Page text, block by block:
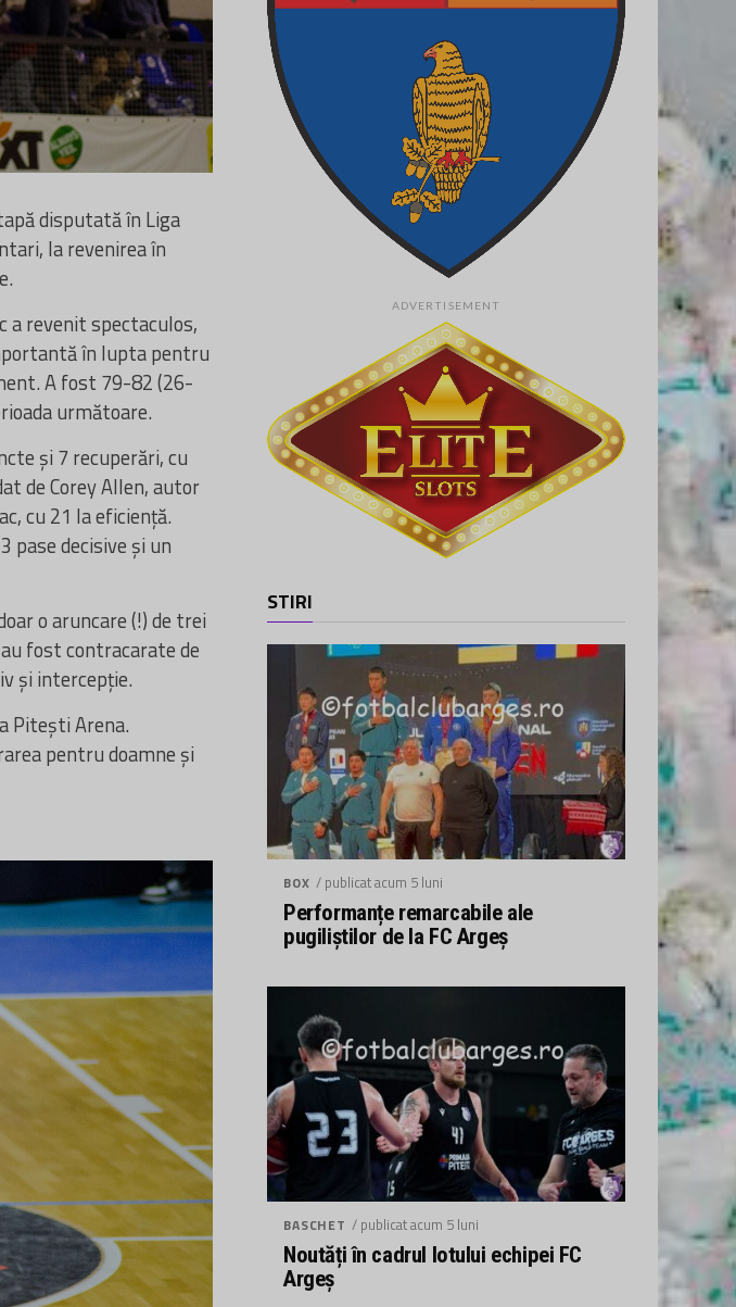
disputată în Liga
la revenirea în
a revenit spectaculos,
în lupta pentru
A fost 79-82 (26-
următoare.
și 7 recuperări, cu
de Corey Allen, autor
cu 21 la eficiență.
pase decisive și un
o aruncare (!) de trei
fost contracarate de
și intercepție.
Pitești Arena.
pentrudoamne și
ADVERTISEMENT
STIRI
BOX / publicat acum 5 luni
Performanțe remarcabile ale
pugiliștilor de la FC Argeș
BASCHET / publicat acum 5 luni
Noutăți în cadrul lotului echipei FC
Argeș